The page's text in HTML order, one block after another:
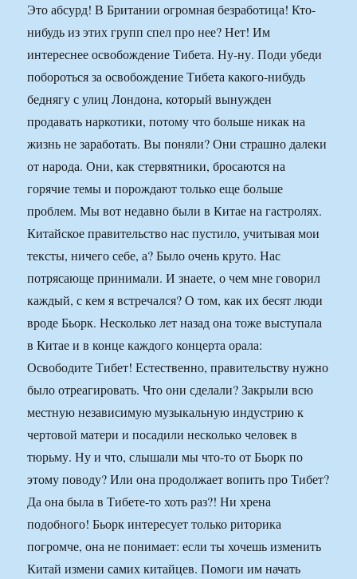
Это абсурд! В Британии огромная безработица! Кто-
нибудь из этих групп спел про нее? Нет! Им
интереснее освобождение Тибета. Ну-ну. Поди убеди
побороться за освобождение Тибета какого-нибудь
беднягу с улиц Лондона, который вынужден
продавать наркотики, потому что больше никак на
жизнь не заработать. Вы поняли? Они страшно далеки
от народа. Они, как стервятники, бросаются на
горячие темы и порождают только еще больше
проблем. Мы вот недавно были в Китае на гастролях.
Китайское правительство нас пустило, учитывая мои
тексты, ничего себе, а? Было очень круто. Нас
потрясающе принимали. И знаете, о чем мне говорил
каждый, с кем я встречался? О том, как их бесят люди
вроде Бьорк. Несколько лет назад она тоже выступала
в Китае и в конце каждого концерта орала:
Освободите Тибет! Естественно, правительству нужно
было отреагировать. Что они сделали? Закрыли всю
местную независимую музыкальную индустрию к
чертовой матери и посадили несколько человек в
тюрьму. Ну и что, слышали мы что-то от Бьорк по
этому поводу? Или она продолжает вопить про Тибет?
Да она была в Тибете-то хоть раз?! Ни хрена
подобного! Бьорк интересует только риторика
погромче, она не понимает: если ты хочешь изменить
Китай измени самих китайцев. Помоги им начать